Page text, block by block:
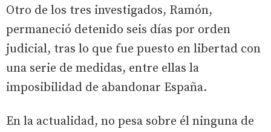
Otro de los tres investigados, Ramón,
permaneció detenido seis días por orden
judicial, tras lo que fue puesto en libertad con
una serie de medidas, entre ellas la
imposibilidad de abandonar España.
En la actualidad, no pesa sobre él ninguna de